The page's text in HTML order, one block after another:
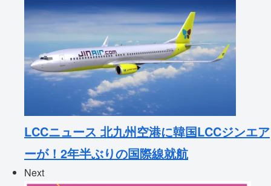
LCCニュース 北九州空港に韓国LCCジンエア
ーが！2年半ぶりの国際線就航
Next